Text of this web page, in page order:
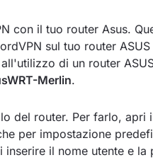
con il tuo router Asus.
sul tuo router
di un router
Merlin.
del router. Per farlo,
per impostazione
il nome utente e